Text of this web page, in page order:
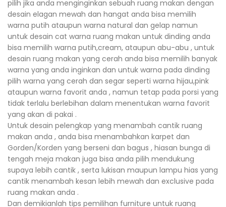
pilih jika anda menginginkan sebuah ruang makan dengan
desain elagan mewah dan hangat anda bisa memilih
warna putih ataupun warna natural dan gelap namun
untuk desain cat warna ruang makan untuk dinding anda
bisa memilih warna putih,cream, ataupun abu-abu , untuk
desain ruang makan yang cerah anda bisa memilih banyak
warna yang anda inginkan dan untuk warna pada dinding
pilih warna yang cerah dan segar seperti warna hijau,pink
ataupun warna favorit anda , namun tetap pada porsi yang
tidak terlalu berlebihan dalam menentukan warna favorit
yang akan di pakai .
Untuk desain pelengkap yang menambah cantik ruang
makan anda , anda bisa menambahkan karpet dan
Gorden/Korden yang berseni dan bagus , hiasan bunga di
tengah meja makan juga bisa anda pilih mendukung
supaya lebih cantik , serta lukisan maupun lampu hias yang
cantik menambah kesan lebih mewah dan exclusive pada
ruang makan anda .
Dan demikianlah tips pemilihan furniture untuk ruang